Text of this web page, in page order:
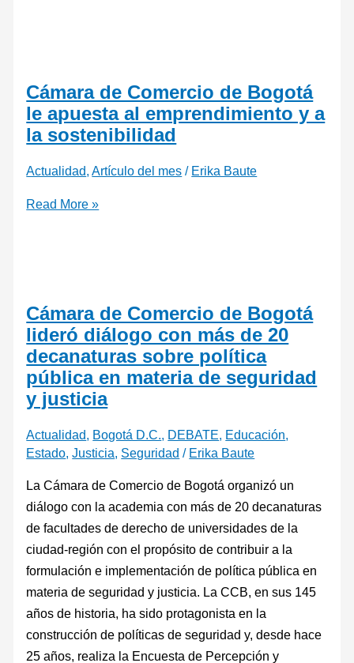
Cámara de Comercio de Bogotá
le apuesta al emprendimiento y a
la sostenibilidad
Actualidad,Artículo del mes / Erika Baute
Read More »
Cámara de Comercio de Bogotá
lideró diálogo con más de 20
decanaturas sobre política
pública en materia de seguridad
y justicia
Actualidad Bogotá D.C. DEBATE Educación
Estado ,Justicia Seguridad / Erika Baute
La Cámara de Comercio de Bogotá organizó un
diálogo con la academia con más de 20 decanaturas
de facultades de derecho de universidades de la
ciudad-región con el propósito de contribuir a la
formulación e implementación de política pública en
materia de seguridad y justicia. La CCB, en sus 145
años de historia, ha sido protagonista en la
construcción de políticas de seguridad y, desde hace
25 años, realiza la Encuesta de Percepción y